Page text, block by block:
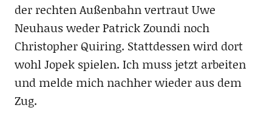
der rechten Außenbahn vertraut Uwe
Neuhaus weder Patrick Zoundi noch
Christopher Quiring. Stattdessen wird dort
wohl Jopek spielen. Ich muss jetzt arbeiten
und melde mich nachher wieder aus dem
Zug.